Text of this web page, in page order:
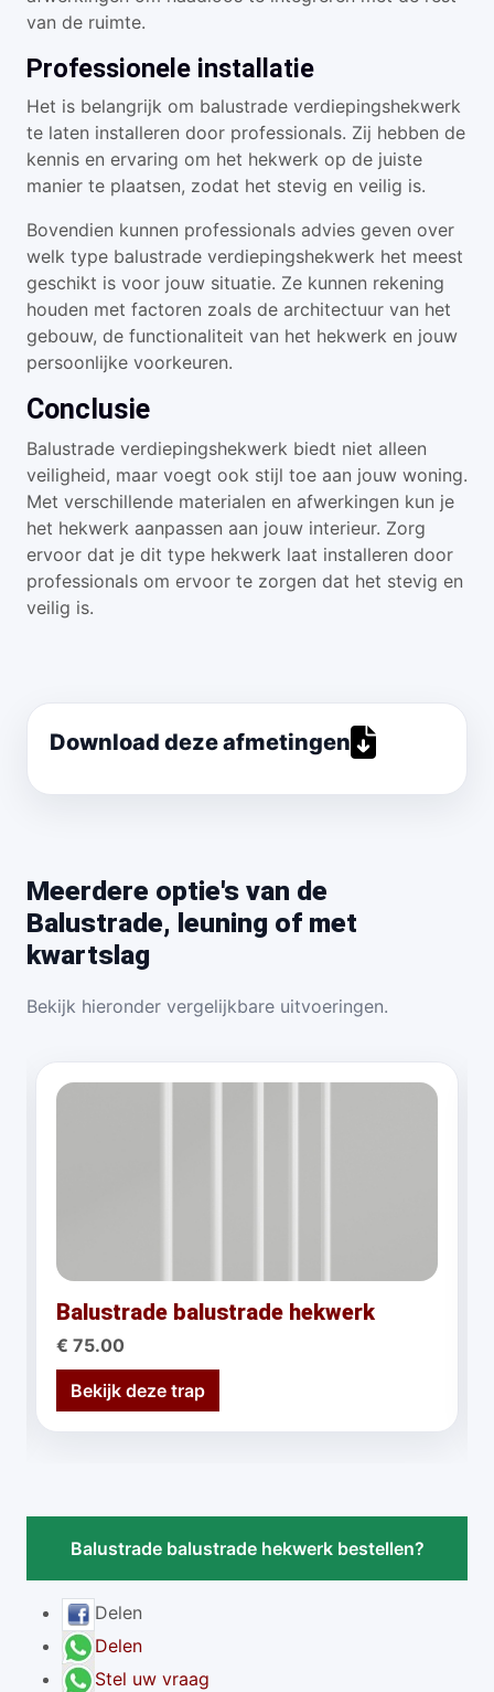
van de ruimte.
Professionele installatie
Het is belangrijk om balustrade verdiepingshekwerk
te laten installeren door professionals. Zij hebben de
kennis en ervaring om het hekwerk op de juiste
manier te plaatsen, zodat het stevig en veilig is.
Bovendien kunnen professionals advies geven over
welk type balustrade verdiepingshekwerk het meest
geschikt is voor jouw situatie. Ze kunnen rekening
houden met factoren zoals de architectuur van het
gebouw, de functionaliteit van het hekwerk en jouw
persoonlijke voorkeuren.
Conclusie
Balustrade verdiepingshekwerk biedt niet alleen
veiligheid, maar voegt ook stijl toe aan jouw woning.
Met verschillende materialen en afwerkingen kun je
het hekwerk aanpassen aan jouw interieur. Zorg
ervoor dat je dit type hekwerk laat installeren door
professionals om ervoor te zorgen dat het stevig en
veilig is.
Download deze afmetingen
Meerdere optie's van de
Balustrade, leuning of met
kwartslag
Bekijk hieronder vergelijkbare uitvoeringen.
Balustrade balustrade hekwerk
€ 75.00
Bekijk deze trap
Balustrade balustrade hekwerk bestellen?
Delen
Delen
Stel uw vraag